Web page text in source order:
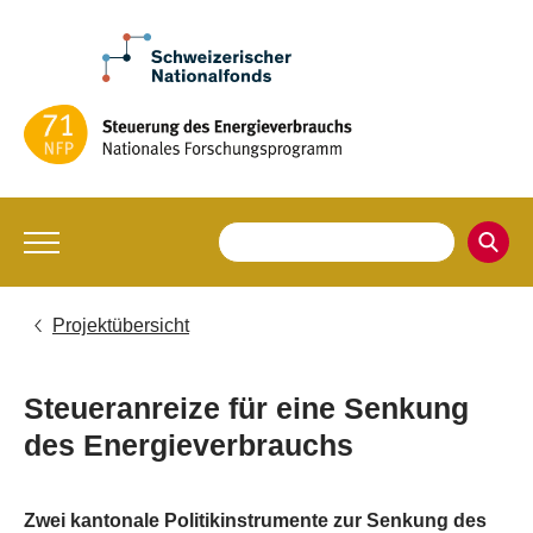
Projektübersicht
Steueranreize für eine Senkung
des Energieverbrauchs
Zwei kantonale Politikinstrumente zur Senkung des